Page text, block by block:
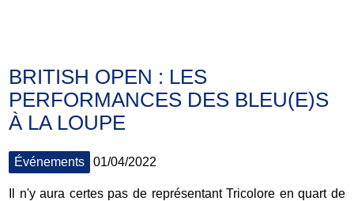
BRITISH OPEN : LES
PERFORMANCES DES BLEU(E)S
À LA LOUPE
Événements 01/04/2022
Il n'y aura certes pas de représentant Tricolore en quart de